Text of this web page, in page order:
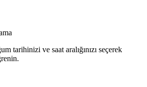
tarihinizi ve saat aralığınızı seçerek